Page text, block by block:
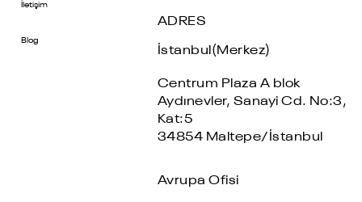
İletişim
Blog
ADRES
İstanbul(Merkez)
Centrum Plaza A blok
Aydınevler, Sanayi Cd. No:3,
Kat:5
34854 Maltepe/İstanbul
Avrupa Ofisi